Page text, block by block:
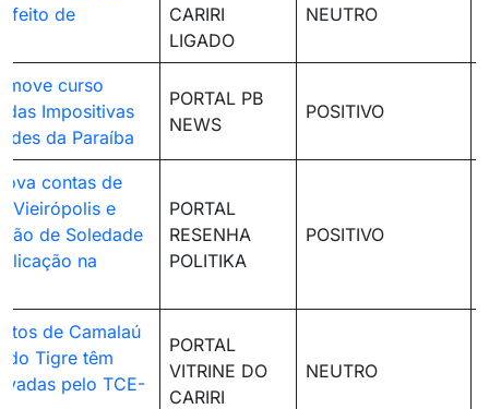
de
CARIRI
LIGADO
NEUTRO
curso
Impositivas
da Paraíba
PORTAL PB
NEWS
POSITIVO
contas de
Vieirópolis e
de Soledade
na
PORTAL
RESENHA
POLITIKA
POSITIVO
de Camalaú
do Tigre têm
pelo TCE-
PORTAL
VITRINE DO
CARIRI
NEUTRO